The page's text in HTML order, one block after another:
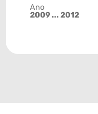
Ano
2009 ... 2012